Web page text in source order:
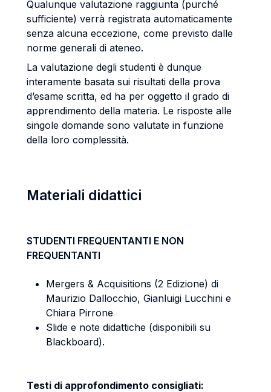
Qualunque valutazione raggiunta (purché
sufficiente) verrà registrata automaticamente
senza alcuna eccezione, come previsto dalle
norme generali di ateneo.
La valutazione degli studenti è dunque
interamente basata sui risultati della prova
d’esame scritta, ed ha per oggetto il grado di
apprendimento della materia. Le risposte alle
singole domande sono valutate in funzione
della loro complessità.
Materiali didattici
STUDENTI FREQUENTANTI E NON
FREQUENTANTI
Mergers & Acquisitions (2 Edizione) di
Maurizio Dallocchio, Gianluigi Lucchini e
Chiara Pirrone
Slide e note didattiche (disponibili su
Blackboard).
Testi di approfondimento consigliati: